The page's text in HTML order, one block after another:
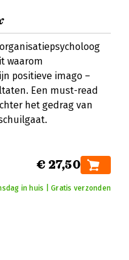
waarom
positieve imago –
Een must-read
het gedrag van
€ 27,50
in huis | Gratis verzonden